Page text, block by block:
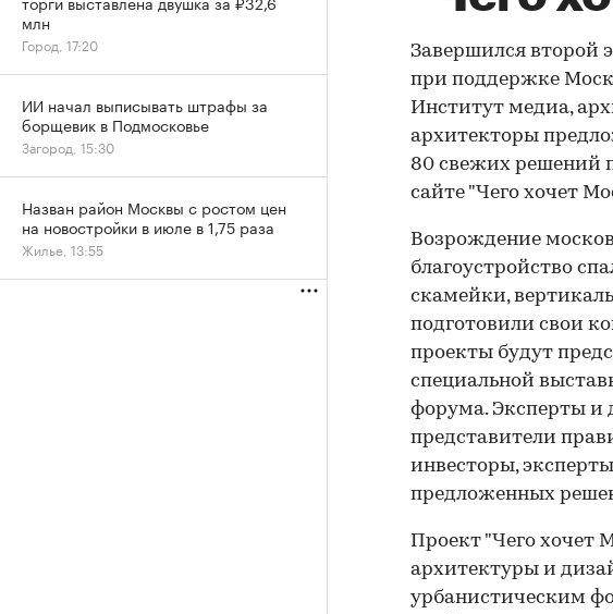
Завершился второй
при поддержке
Институт медиа,
архитекторы
80 свежих решений
сайте "Чего хочет
Возрождение
благоустройство
скамейки,
подготовили свои
проекты будут
специальной
форума. Эксперты и
представители
инвесторы,
предложенных
Проект "Чего хочет
архитектуры и
урбанистическим
млн
Город, 17:20
ИИ начал выписывать штрафы за
борщевик в Подмосковье
Загород, 15:30
Назван район Москвы с ростом цен
на новостройки в июле в 1,75 раза
Жилье, 13:55